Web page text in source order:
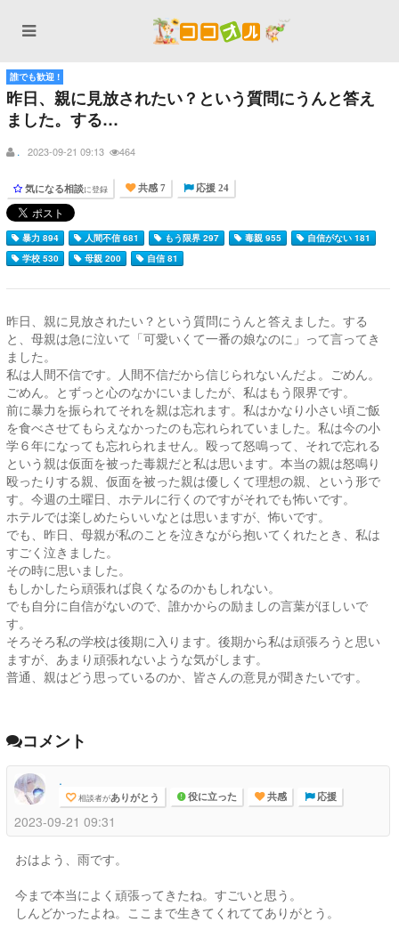
誰でも歓迎 !
昨日、親に見放されたい？という質問にうんと答え
ました。する…
. 2023-09-21 09:13 464
気になる相談に登録 共感 7 応援 24
暴力 894 人間不信 681 もう限界 297 毒親 955
自信がない 181
学校 530
母親 200 自信 81
昨日、親に見放されたい？という質問にうんと答えました。する
と、母親は急に泣いて「可愛いくて一番の娘なのに」って言ってき
ました。
私は人間不信です。人間不信だから信じられないんだよ。ごめん。
ごめん。とずっと心のなかにいましたが、私はもう限界です。
前に暴力を振られてそれを親は忘れます。私はかなり小さい頃ご飯
を食べさせてもらえなかったのも忘れられていました。私は今の小
学６年になっても忘れられません。殴って怒鳴って、それで忘れる
という親は仮面を被った毒親だと私は思います。本当の親は怒鳴り
殴ったりする親、仮面を被った親は優しくて理想の親、という形で
す。今週の土曜日、ホテルに行くのですがそれでも怖いです。
ホテルでは楽しめたらいいなとは思いますが、怖いです。
でも、昨日、母親が私のことを泣きながら抱いてくれたとき、私は
すごく泣きました。
その時に思いました。
もしかしたら頑張れば良くなるのかもしれない。
でも自分に自信がないので、誰かからの励ましの言葉がほしいで
す。
そろそろ私の学校は後期に入ります。後期から私は頑張ろうと思い
ますが、あまり頑張れないような気がします。
普通、親はどう思っているのか、皆さんの意見が聞きたいです。
コメント
.
相談者がありがとう 役に立った 共感 応援
2023-09-21 09:31
おはよう、雨です。
今まで本当によく頑張ってきたね。すごいと思う。
しんどかったよね。ここまで生きてくれててありがとう。